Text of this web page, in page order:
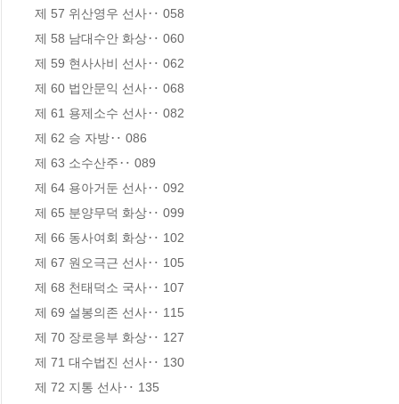
제 57 위산영우 선사‥ 058
제 58 남대수안 화상‥ 060
제 59 현사사비 선사‥ 062
제 60 법안문익 선사‥ 068
제 61 용제소수 선사‥ 082
제 62 승 자방‥ 086
제 63 소수산주‥ 089
제 64 용아거둔 선사‥ 092
제 65 분양무덕 화상‥ 099
제 66 동사여회 화상‥ 102
제 67 원오극근 선사‥ 105
제 68 천태덕소 국사‥ 107
제 69 설봉의존 선사‥ 115
제 70 장로응부 화상‥ 127
제 71 대수법진 선사‥ 130
제 72 지통 선사‥ 135